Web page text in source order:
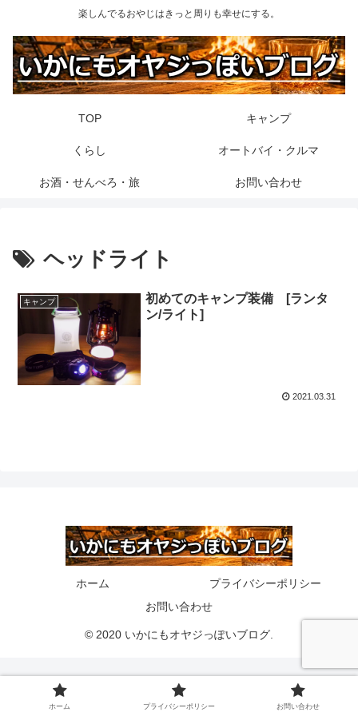
楽しんでるおやじはきっと周りも幸せにする。
TOP キャンプ
くらし オートバイ・クルマ
お酒・せんべろ・旅 お問い合わせ
ヘッドライト
キャンプ
初めてのキャンプ装備 [ランタ
ン/ライト]
2021.03.31
ホーム
プライバシーポリシー
お問い合わせ
© 2020 いかにもオヤジっぽいブログ.
ホーム プライバシーポリシー お問い合わせ